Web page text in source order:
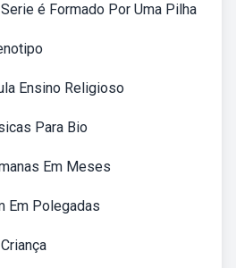
é Formado Por Uma Pilha
Ensino Religioso
Para Bio
Em Meses
Em Polegadas